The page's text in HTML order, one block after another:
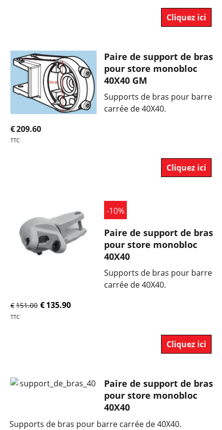
Cliquez ici
Paire de support de bras
pour store monobloc
40X40 GM
Supports de bras pour barre
carrée de 40X40.
€209.60
TTC
Cliquez ici
-10%
Paire de support de bras
pour store monobloc
40X40
Supports de bras pour barre
carrée de 40X40.
€151.00 €135.90
TTC
Cliquez ici
Paire de support de bras
pour store monobloc
40X40
Supports de bras pour barre carrée de 40X40.